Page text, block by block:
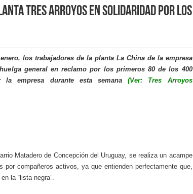
Tres Arroyos en solidaridad por los
los trabajadores de la planta La China de la empresa
general en reclamo por los primeros 80 de los 400
la empresa durante esta semana(Ver: Tres Arroyos
Matadero de Concepción del Uruguay, se realiza un acampe
por compañeros activos, ya que entienden perfectamente que,
la “lista negra”.